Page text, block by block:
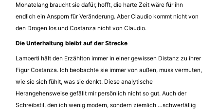
Monatelang braucht sie dafür, hofft, die harte Zeit wäre für ihn
endlich ein Ansporn für Veränderung. Aber Claudio kommt nicht von
den Drogen los und Costanza nicht von Claudio.
Die Unterhaltung bleibt auf der Strecke
Lamberti hält den Erzählton immer in einer gewissen Distanz zu ihrer
Figur Costanza. Ich beobachte sie immer von außen, muss vermuten,
wie sie sich fühlt, was sie denkt. Diese analytische
Herangehensweise gefällt mir persönlich nicht so gut. Auch der
Schreibstil, den ich wenig modern, sondern ziemlich …schwerfällig